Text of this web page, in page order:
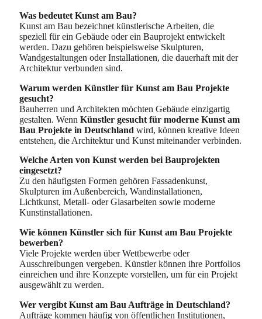
Was bedeutet Kunst am Bau?
Kunst am Bau bezeichnet künstlerische Arbeiten, die
speziell für ein Gebäude oder ein Bauprojekt entwickelt
werden. Dazu gehören beispielsweise Skulpturen,
Wandgestaltungen oder Installationen, die dauerhaft mit der
Architektur verbunden sind.
Warum werden Künstler für Kunst am Bau Projekte
gesucht?
Bauherren und Architekten möchten Gebäude einzigartig
gestalten. Wenn Künstler gesucht für moderne Kunst am
Bau Projekte in Deutschland wird, können kreative Ideen
entstehen, die Architektur und Kunst miteinander verbinden.
Welche Arten von Kunst werden bei Bauprojekten
eingesetzt?
Zu den häufigsten Formen gehören Fassadenkunst,
Skulpturen im Außenbereich, Wandinstallationen,
Lichtkunst, Metall- oder Glasarbeiten sowie moderne
Kunstinstallationen.
Wie können Künstler sich für Kunst am Bau Projekte
bewerben?
Viele Projekte werden über Wettbewerbe oder
Ausschreibungen vergeben. Künstler können ihre Portfolios
einreichen und ihre Konzepte vorstellen, um für ein Projekt
ausgewählt zu werden.
Wer vergibt Kunst am Bau Aufträge in Deutschland?
Aufträge kommen häufig von öffentlichen Institutionen,